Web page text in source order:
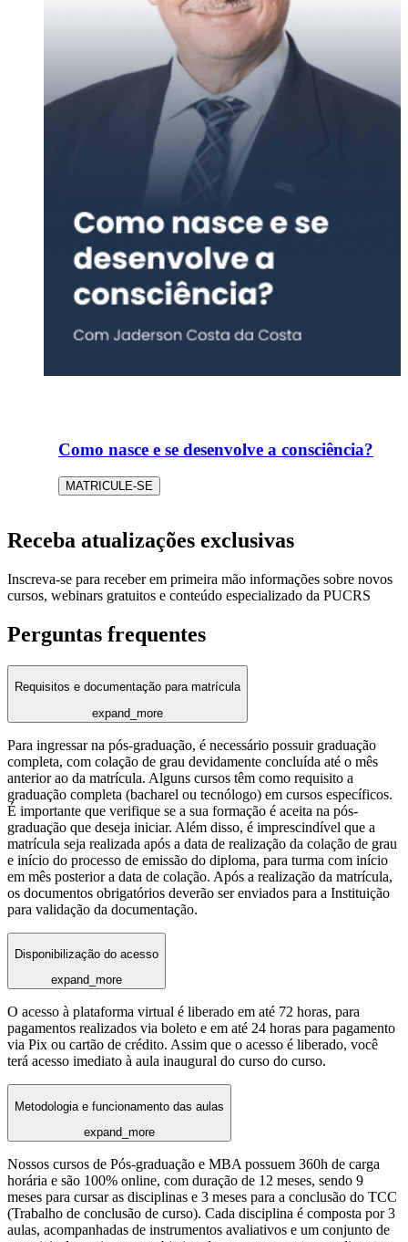
Como nasce e se desenvolve a consciência?
MATRICULE-SE
Receba atualizações exclusivas
Inscreva-se para receber em primeira mão informações sobre novos
cursos, webinars gratuitos e conteúdo especializado da PUCRS
Perguntas frequentes
Requisitos e documentação para matrícula
expand_more
Para ingressar na pós-graduação, é necessário possuir graduação
completa, com colação de grau devidamente concluída até o mês
anterior ao da matrícula. Alguns cursos têm como requisito a
graduação completa (bacharel ou tecnólogo) em cursos específicos.
É importante que verifique se a sua formação é aceita na pós-
graduação que deseja iniciar. Além disso, é imprescindível que a
matrícula seja realizada após a data de realização da colação de grau
e início do processo de emissão do diploma, para turma com início
em mês posterior a data de colação. Após a realização da matrícula,
os documentos obrigatórios deverão ser enviados para a Instituição
para validação da documentação.
Disponibilização do acesso
expand_more
O acesso à plataforma virtual é liberado em até 72 horas, para
pagamentos realizados via boleto e em até 24 horas para pagamento
via Pix ou cartão de crédito. Assim que o acesso é liberado, você
terá acesso imediato à aula inaugural do curso do curso.
Metodologia e funcionamento das aulas
expand_more
Nossos cursos de Pós-graduação e MBA possuem 360h de carga
horária e são 100% online, com duração de 12 meses, sendo 9
meses para cursar as disciplinas e 3 meses para a conclusão do TCC
(Trabalho de conclusão de curso). Cada disciplina é composta por 3
aulas, acompanhadas de instrumentos avaliativos e um conjunto de